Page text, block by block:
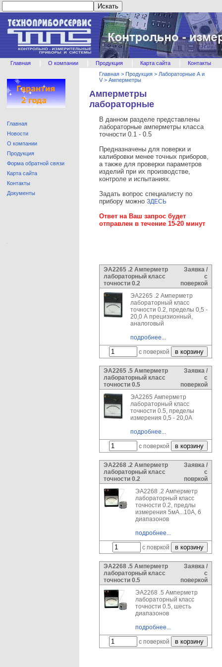
Главная О компании Продукция Карта сайта Контакты
Главная
Новости
О компании
Продукция
Форма обратной связи
Карта сайта
Контакты
Документы
Главная > Продукция > Лабораторные А и
V > Амперметры
Амперметры
лабораторные
В данном разделе представлены
лабораторные амперметры класса
точности 0.1 - 0.5
Предназначены для поверки и
калибровки менее точных приборов,
а также для проверки параметров
изделий при их производстве,
контроле и испытаниях.
Задать вопрос специалисту по
прибору можно ЗДЕСЬ
Ответ на Ваш запрос будет
отправлен в течение 15-20 минут
ЭА2265 .2 Амперметр
лабораторный класс
точности 0.2
Заявка /
с
поверкой
ЭА2265 .2 Амперметр
лабораторный класс
точности 0.2, пределы 0,5 -
20,0 А прецизионный,
аналоговый
подробнее...
с поверкой
ЭА2265 .5 Амперметр
лабораторный класс
точности 0.5
Заявка /
с
поверкой
ЭА2265 Амперметр
лабораторный класс
точности 0.5, пределы
измерения 0,5 - 20,0А
подробнее...
с поверкой
ЭА2268 .2 Амперметр
лабораторный класс
точности 0.2
Заявка /
с
повркой
ЭА2268 .2 Амперметр
лабораторный класс
точности 0.2, предлы
измерения 5мА...10А, 6
диапазонов
подробнее...
с повркой
ЭА2268 .5 Амперметр
лабораторный класс
точности 0.5
Заявка /
с
поверкой
ЭА2268 .5 Амперметр
лабораторный класс
точности 0.5, шесть
диапазонов
подробнее...
с поверкой